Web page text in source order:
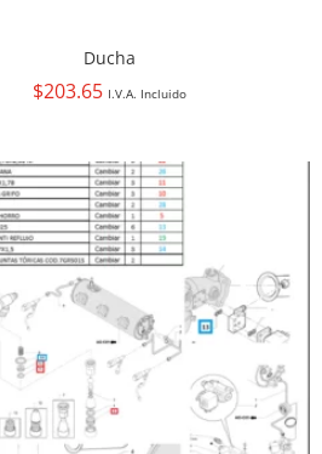
Ducha
$203.65 I.V.A. Incluido